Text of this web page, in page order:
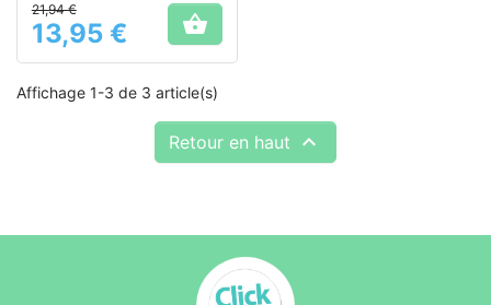
Prix
21,94 €
13,95 € 
Affichage 1-3 de 3 article(s)
Retour en haut 